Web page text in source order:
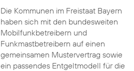
Die Kommunen im Freistaat Bayern
haben sich mit den bundesweiten
Mobilfunkbetreibern und
Funkmastbetreibern auf einen
gemeinsamen Mustervertrag sowie
ein passendes Entgeltmodell für die